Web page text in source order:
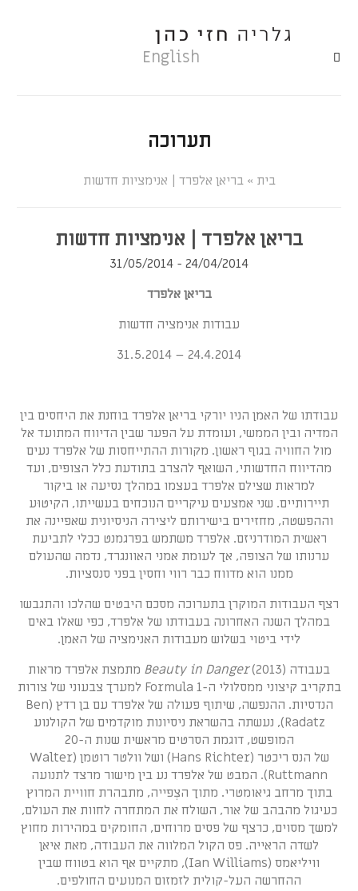
English
תערוכה
»בריאן אלפרד | אנימציות חדשות
בריאן אלפרד | אנימציות חדשות
24/04/2014 - 31/05/2014
בריאן אלפרד
עבודות אנימציה חדשות
24.4.2014 – 31.5.2014
עבודתו של האמן הניו יורקי בריאן אלפרד בוחנת את היחסים בין
המדיה ובין הממשי, ועומדת על הפער שבין הדיווח המתועד אל
מול החוויה בגוף ראשון. מקורות ההתייחסות של אלפרד נעים
מהדיווח החדשותי, השואף להצרב בתודעת כלל הצופים, ועד
למראות שצילם אלפרד בעצמו במהלך נסיעה או ביקור
תיירותיים. שני אמצעים עיקריים הנוכחים בעשייתו, הקיטוּע
וההפשטה, מחזירים בישירותם ליצירה הניסיונית שאפיינה את
ראשית המודרניזם. אלפרד משתמש בפרגמנט ככלי לתביעת
ערנותו של הצופה, אך לעומת אמני האוונגרד, נדמה שהעולם
ממנו הוא מדווח כבר רווי וחסין בפני סנסציות.
רצף העבודות המוקרן בתערוכה מסכם היבטים שהלכו והתגבשו
במהלך השנה האחרונה בעבודתו של אלפרד, כפי שאלו באים
לידי ביטוי בשלוש מעבודות האנימציה של האמן.
בעבודה
Beauty in Danger (2013) מתמצת אלפרד מראות
בתקריב קיצוני ממסלולי ה-Formula 1 למערך צבעוני של צורות
הנדסיות. ההנפשה, שיתוף פעולה של אלפרד עם בן רדץ (Ben
Radatz), נעשתה בהשראת ניסיונות מוקדמים של הקולנוע
המופשט, דוגמת הסרטים מראשית שנות ה-20
של הנס ריכטר (Hans Richter) ושל וולטר רוטמן (Walter
Ruttmann). המבט של אלפרד נע בין מישור מרצד לתנועה
בתוך מרחב גיאומטרי. מתוך הצְפייה, מתבהרת חוויית המרוץ
כעיגול מהבהב של אור, השולח את המתחרה לחוות את העולם,
למשך מסוים, כרצף של פסים מרוחים, החומקים במהירות מחוץ
לשדה הראייה. פס הקול המלווה את העבודה, מאת איאן
וויליאמס (Ian Williams), מתקיים אף הוא בטווח שבין
ההחרשה העל-קולית לזמזום המנועים החולפים.